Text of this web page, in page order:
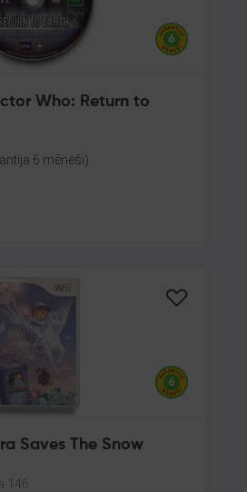
Who: Return to
6 mēneši)
Saves The Snow
146